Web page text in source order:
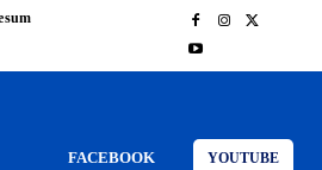
FACEBOOK YOUTUBE